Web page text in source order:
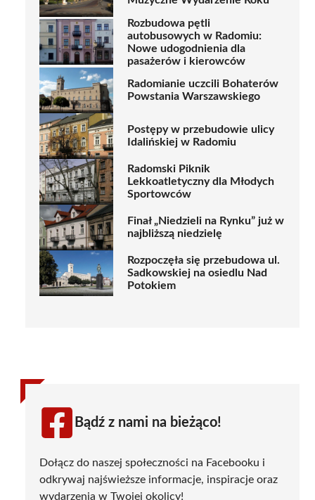
Rozbudowa pętli
autobusowych w Radomiu:
Nowe udogodnienia dla
pasażerów i kierowców
Radomianie uczcili Bohaterów
Powstania Warszawskiego
Postępy w przebudowie ulicy
Idalińskiej w Radomiu
Radomski Piknik
Lekkoatletyczny dla Młodych
Sportowców
Finał „Niedzieli na Rynku” już w
najbliższą niedzielę
Rozpoczęła się przebudowa ul.
Sadkowskiej na osiedlu Nad
Potokiem
Bądź z nami na bieżąco!
Dołącz do naszej społeczności na Facebooku i
odkrywaj najświeższe informacje, inspiracje oraz
wydarzenia w Twojej okolicy!